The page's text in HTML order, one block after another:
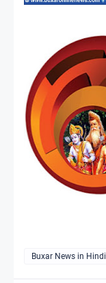
Buxar News in Hindi